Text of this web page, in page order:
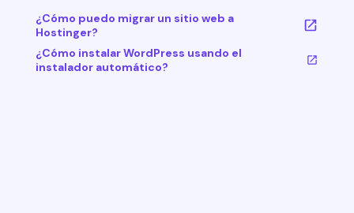
¿Cómo puedo migrar un sitio web a
Hostinger?
¿Cómo instalar WordPress usando el
instalador automático?